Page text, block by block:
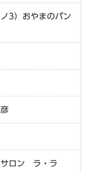
3）おやまのパン
サロン ラ・ラ